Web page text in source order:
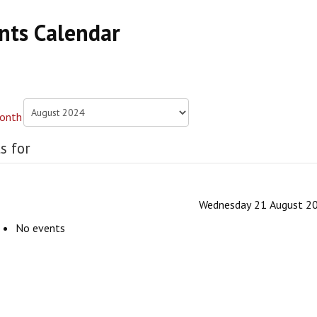
Calendar
for
Wednesday 21 August
No events